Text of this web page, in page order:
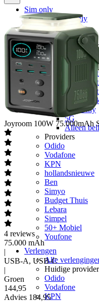
Sim only
Alle sim only
Categorieën
Alle categorieën
Alle
Alle Alle
Zonder
Data only
5G
Alleen
Providers
Odido
Vodafone
KPN
hollandsnieuwe
Ben
Simyo
Budget Thuis
Lebara
Simpel
50+ Mobiel
Youfone
Verlengen
Alle
Huidige provider
Odido
Vodafone
KPN
Joyroom 100W 75.000mAh
4 reviews
75.000 mAh
|
USB-A, USB-C
|
Groen
144,95
Advies 184,95